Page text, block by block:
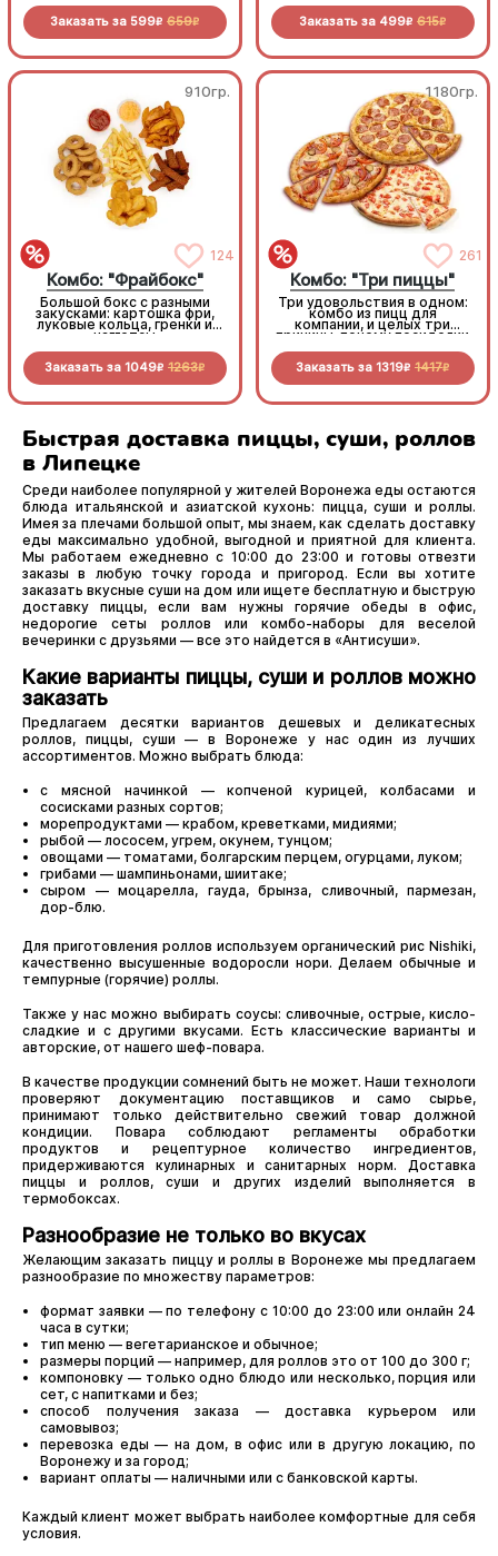
Заказать за 599R 659R Заказать за 499R 615R
910гр.
124
Комбо: "Фрайбокс"
Большой бокс с разными
закусками: картошка фри,
луковые кольца, гренки и
наггетсы
Заказать за 1049R 1263R
1180гр.
261
Комбо: "Три пиццы"
Три удовольствия в одном:
комбо из пицц для
компании, и целых три
причины, почему посиделки
Заказать за 1319R 1417R
Быстрая доставка пиццы, суши, роллов
в Липецке
Среди наиболее популярной у жителей Воронежа еды остаются
блюда итальянской и азиатской кухонь: пицца, суши и роллы.
Имея за плечами большой опыт, мы знаем, как сделать доставку
еды максимально удобной, выгодной и приятной для клиента.
Мы работаем ежедневно с 10:00 до 23:00 и готовы отвезти
заказы в любую точку города и пригород. Если вы хотите
заказать вкусные суши на дом или ищете бесплатную и быструю
доставку пиццы, если вам нужны горячие обеды в офис,
недорогие сеты роллов или комбо-наборы для веселой
вечеринки с друзьями — все это найдется в «Антисуши».
Какие варианты пиццы, суши и роллов можно
заказать
Предлагаем десятки вариантов дешевых и деликатесных
роллов, пиццы, суши — в Воронеже у нас один из лучших
ассортиментов. Можно выбрать блюда:
с мясной начинкой — копченой курицей, колбасами и
сосисками разных сортов;
морепродуктами — крабом, креветками, мидиями;
рыбой — лососем, угрем, окунем, тунцом;
овощами — томатами, болгарским перцем, огурцами, луком;
грибами — шампиньонами, шиитаке;
сыром — моцарелла, гауда, брынза, сливочный, пармезан,
дор-блю.
Для приготовления роллов используем органический рис Nishiki,
качественно высушенные водоросли нори. Делаем обычные и
темпурные (горячие) роллы.
Также у нас можно выбирать соусы: сливочные, острые, кисло-
сладкие и с другими вкусами. Есть классические варианты и
авторские, от нашего шеф-повара.
В качестве продукции сомнений быть не может. Наши технологи
проверяют документацию поставщиков и само сырье,
принимают только действительно свежий товар должной
кондиции. Повара соблюдают регламенты обработки
продуктов и рецептурное количество ингредиентов,
придерживаются кулинарных и санитарных норм. Доставка
пиццы и роллов, суши и других изделий выполняется в
термобоксах.
Разнообразие не только во вкусах
Желающим заказать пиццу и роллы в Воронеже мы предлагаем
разнообразие по множеству параметров:
формат заявки — по телефону с 10:00 до 23:00 или онлайн 24
часа в сутки;
тип меню — вегетарианское и обычное;
размеры порций — например, для роллов это от 100 до 300 г;
компоновку — только одно блюдо или несколько, порция или
сет, с напитками и без;
способ получения заказа — доставка курьером или
самовывоз;
перевозка еды — на дом, в офис или в другую локацию, по
Воронежу и за город;
вариант оплаты — наличными или с банковской карты.
Каждый клиент может выбрать наиболее комфортные для себя
условия.